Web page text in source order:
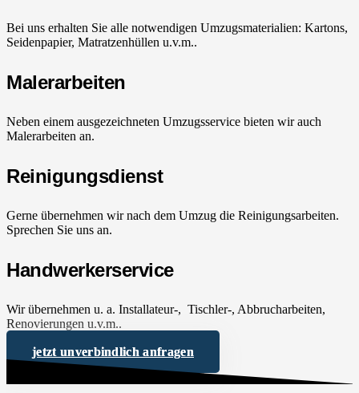
Bei uns erhalten Sie alle notwendigen Umzugsmaterialien: Kartons,
Seidenpapier, Matratzenhüllen u.v.m..
Malerarbeiten
Neben einem ausgezeichneten Umzugsservice bieten wir auch
Malerarbeiten an.
Reinigungsdienst
Gerne übernehmen wir nach dem Umzug die Reinigungsarbeiten.
Sprechen Sie uns an.
Handwerkerservice
Wir übernehmen u. a. Installateur-, Tischler-, Abbrucharbeiten,
Renovierungen u.v.m..
jetzt unverbindlich anfragen